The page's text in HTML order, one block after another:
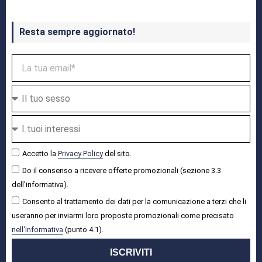
Resta sempre aggiornato!
Accetto la Privacy Policydel sito.
Do il consenso a ricevere offerte promozionali (sezione 3.3
dell'informativa).
Consento al trattamento dei dati per la comunicazione a terzi che li
useranno per inviarmi loro proposte promozionali come precisato
nell'informativa (punto 4.1).
ISCRIVITI